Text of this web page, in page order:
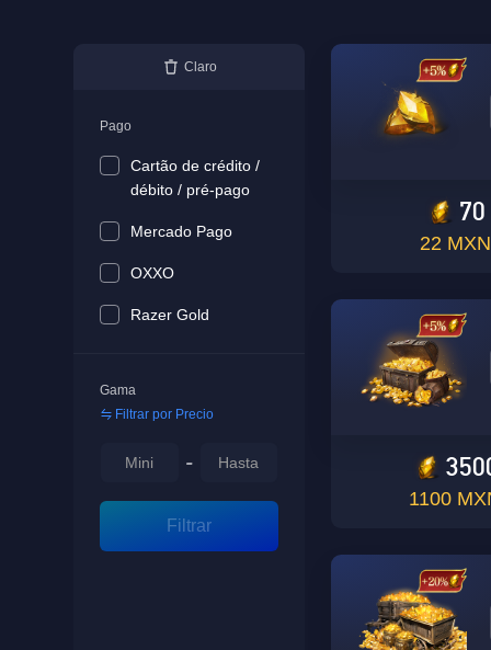
Claro
Pago
Cartão de crédito /
débito / pré-pago
Mercado Pago
OXXO
Razer Gold
Gama
Filtrar por Precio
-
Filtrar
70
22 MXN
1100